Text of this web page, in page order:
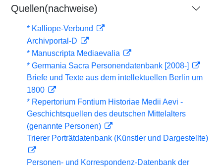
Quellen(nachweise)
* Kalliope-Verbund
Archivportal-D
* Manuscripta Mediaevalia
* Germania Sacra Personendatenbank [2008-]
Briefe und Texte aus dem intellektuellen Berlin um
1800
* Repertorium Fontium Historiae Medii Aevi -
Geschichtsquellen des deutschen Mittelalters
(genannte Personen)
Trierer Porträtdatenbank (Künstler und Dargestellte)
Personen- und Korrespondenz-Datenbank der